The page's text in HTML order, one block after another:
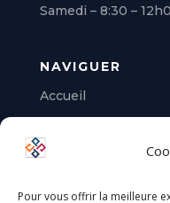
Pour vous offrir la meilleure
Samedi – 8:30 –
NAVIGUER
Accueil
Contact